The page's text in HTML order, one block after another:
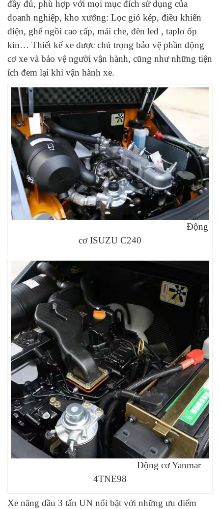
đầy đủ, phù hợp với mọi mục đích sử dụng của
doanh nghiệp, kho xưởng: Lọc gió kép, điều khiển
điện, ghế ngồi cao cấp, mái che, đèn led , taplo ốp
kín… Thiết kế xe được chú trọng bảo vệ phần động
cơ xe và bảo vệ người vận hành, cũng như những tiện
ích đem lại khi vận hành xe.
Động
cơ ISUZU C240
Động cơ Yanmar
4TNE98
Xe nâng dầu 3 tấn UN nổi bật với những ưu điểm